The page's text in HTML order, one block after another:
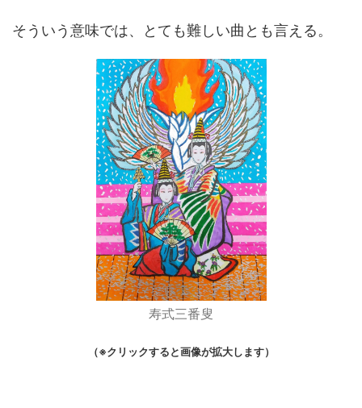
そういう意味では、とても難しい曲とも言える。
寿式三番叟
（※クリックすると画像が拡大します）